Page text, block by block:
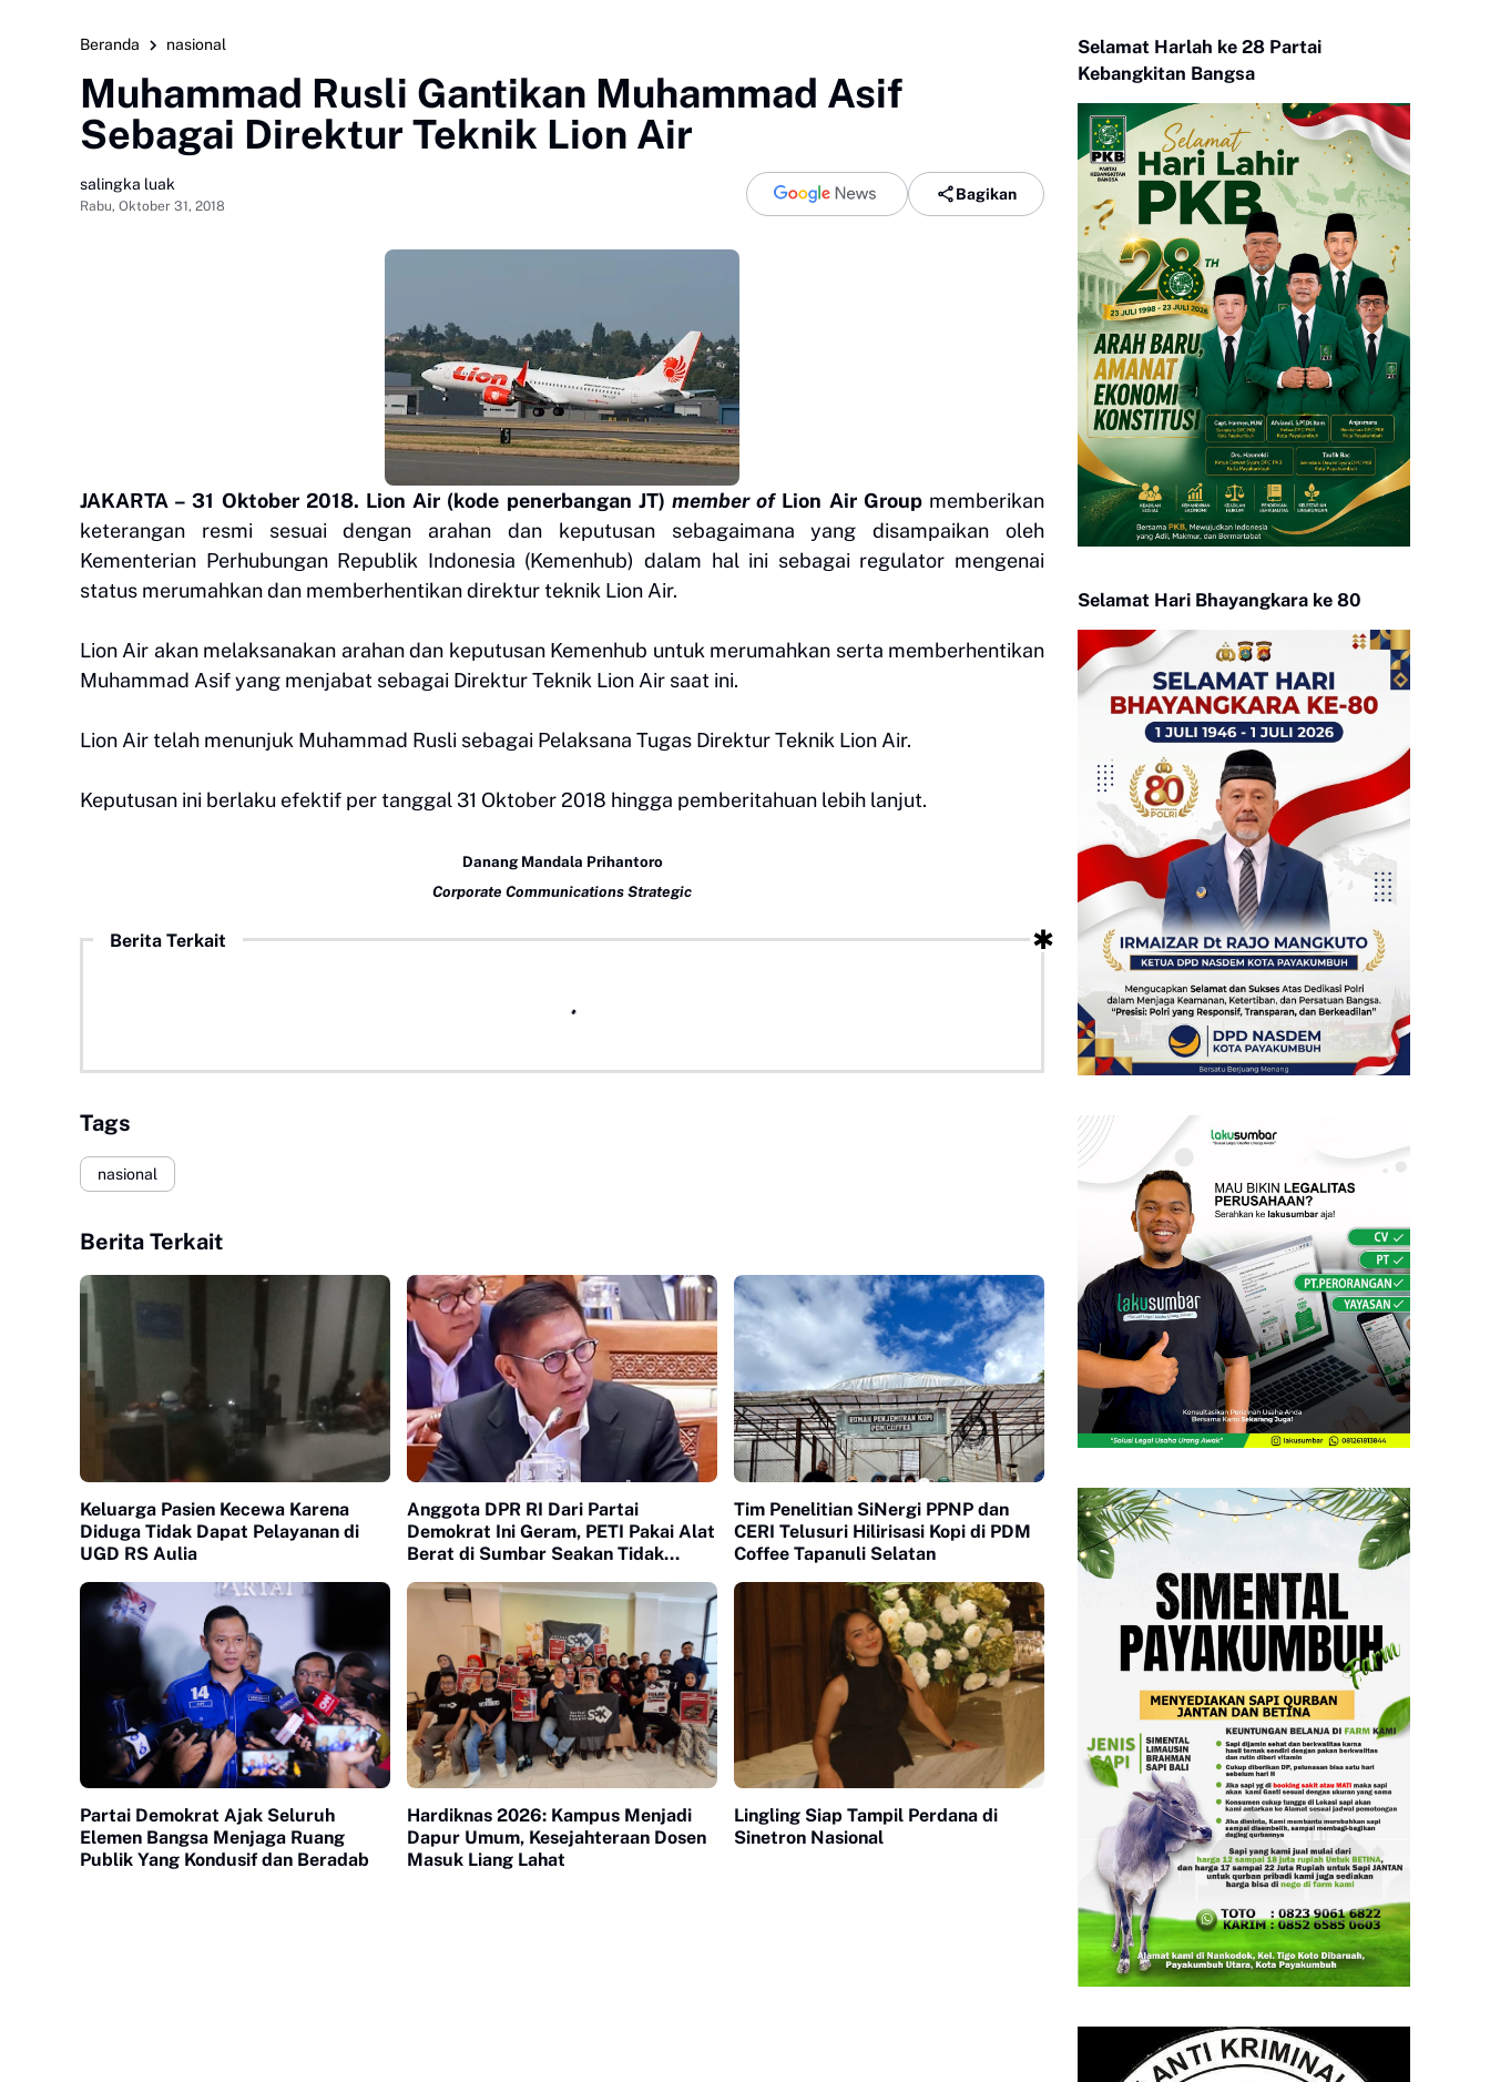
Beranda nasional
Muhammad Rusli Gantikan Muhammad Asif
Sebagai Direktur Teknik Lion Air
salingka luak
Rabu, Oktober 31, 2018
Bagikan
JAKARTA – 31 Oktober 2018. Lion Air (kode penerbangan JT) member ofLion Air Group memberikan
keterangan resmi sesuai dengan arahan dan keputusan sebagaimana yang disampaikan oleh
Kementerian Perhubungan Republik Indonesia (Kemenhub) dalam hal ini sebagai regulator mengenai
status merumahkan dan memberhentikan direktur teknik Lion Air.
Lion Air akan melaksanakan arahan dan keputusan Kemenhub untuk merumahkan serta memberhentikan
Muhammad Asif yang menjabat sebagai Direktur Teknik Lion Air saat ini.
Lion Air telah menunjuk Muhammad Rusli sebagai Pelaksana Tugas Direktur Teknik Lion Air.
Keputusan ini berlaku efektif per tanggal 31 Oktober 2018 hingga pemberitahuan lebih lanjut.
Danang Mandala Prihantoro
Corporate Communications Strategic
Berita Terkait
Tags
nasional
Berita Terkait
Keluarga Pasien Kecewa Karena
Diduga Tidak Dapat Pelayanan di
UGD RS Aulia
Anggota DPR RI Dari Partai
Demokrat Ini Geram, PETI Pakai Alat
Berat di Sumbar Seakan Tidak
Tim Penelitian SiNergi PPNP dan
CERI Telusuri Hilirisasi Kopi di PDM
Coffee Tapanuli Selatan
Partai Demokrat Ajak Seluruh
Elemen Bangsa Menjaga Ruang
Publik Yang Kondusif dan Beradab
Hardiknas 2026: Kampus Menjadi
Dapur Umum, Kesejahteraan Dosen
Masuk Liang Lahat
Lingling Siap Tampil Perdana di
Sinetron Nasional
Selamat Harlah ke 28 Partai
Kebangkitan Bangsa
Selamat Hari Bhayangkara ke 80